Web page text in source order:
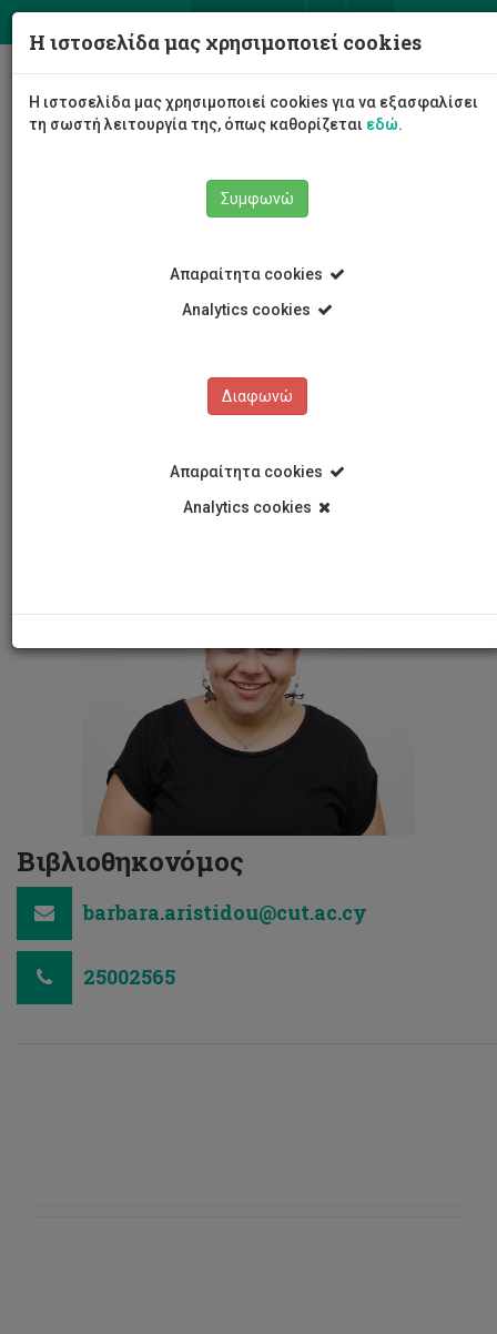
Διοικητικές Υπηρεσίες
Βιβλιοθήκη
Βαρβάρα Αριστείδου
Βαρβάρα Αριστείδου
Βιβλιοθηκονόμος
barbara.aristidou@cut.ac.cy
25002565
Η ιστοσελίδα μας χρησιμοποιεί cookies
Η ιστοσελίδα μας χρησιμοποιεί cookies για να εξασφαλίσει
τη σωστή λειτουργία της, όπως καθορίζεται εδώ.
Συμφωνώ
Απαραίτητα cookies
Analytics cookies
Διαφωνώ
Απαραίτητα cookies
Analytics cookies